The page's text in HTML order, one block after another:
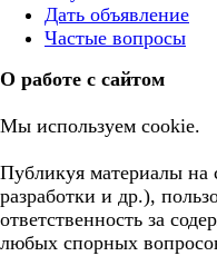
Дать объявление
Частые вопросы
О работе с сайтом
Мы используем cookie.
Публикуя материалы на
разработки и др.),
ответственность за
любых спорных